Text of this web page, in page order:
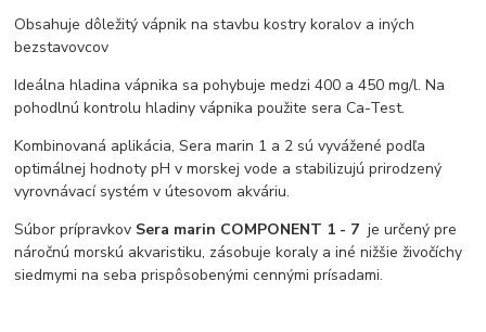
Obsahuje dôležitý vápnik na stavbu kostry koralov a iných
bezstavovcov
Ideálna hladina vápnika sa pohybuje medzi 400 a 450 mg/l. Na
pohodlnú kontrolu hladiny vápnika použite sera Ca-Test.
Kombinovaná aplikácia, Sera marin 1 a 2 sú vyvážené podľa
optimálnej hodnoty pH v morskej vode a stabilizujú prirodzený
vyrovnávací systém v útesovom akváriu.
Súbor prípravkov Sera marin COMPONENT 1 - 7je určený pre
náročnú morskú akvaristiku, zásobuje koraly a iné nižšie živočíchy
siedmymi na seba prispôsobenými cennými prísadami.